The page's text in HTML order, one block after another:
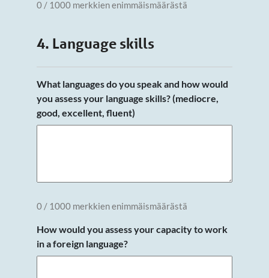
0 / 1000 merkkien enimmäismäärästä
4. Language skills
What languages do you speak and how would
you assess your language skills? (mediocre,
good, excellent, fluent)
0 / 1000 merkkien enimmäismäärästä
How would you assess your capacity to work
in a foreign language?